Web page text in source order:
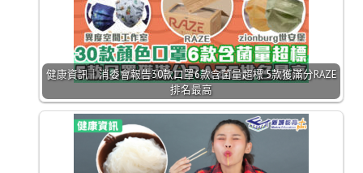
健康資訊｜消委會報告30款口罩6款含菌量超標 5款獲滿分RAZE
排名最高